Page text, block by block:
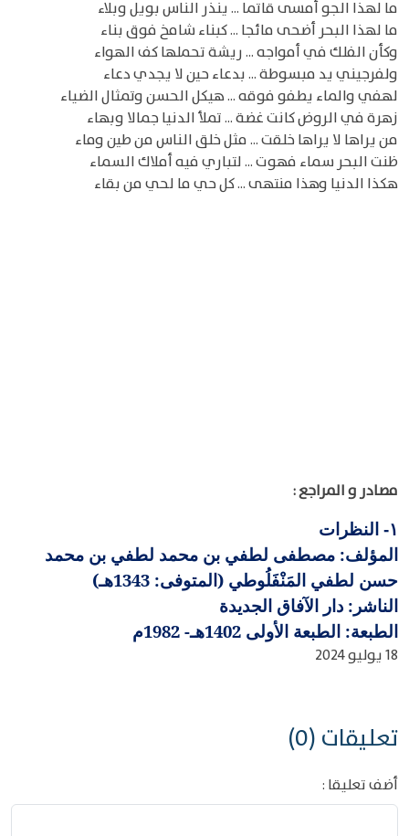
ما لهذا الجو أمسى قاتما ... ينذر الناس بويل وبلاء
ما لهذا البحر أضحى مائجا ... كبناء شامخ فوق بناء
وكأن الفلك في أمواجه ... ريشة تحملها كف الهواء
ولفرجيني يد مبسوطة ... بدعاء حين لا يجدي دعاء
لهفي والماء يطفو فوقه ... هيكل الحسن وتمثال الضياء
زهرة في الروض كانت غضة ... تملأ الدنيا جمالا وبهاء
من يراها لا يراها خلقت ... مثل خلق الناس من طين وماء
ظنت البحر سماء فهوت ... لتباري فيه أملاك السماء
هكذا الدنيا وهذا منتهى ... كل حي ما لحي من بقاء
مصادر و المراجع :
١-
النظرات
المؤلف: مصطفى لطفي بن محمد لطفي بن محمد
حسن لطفي المَنْفَلُوطي (المتوفى: 1343هـ)
الناشر: دار الآفاق الجديدة
الطبعة: الطبعة الأولى 1402هـ- 1982م
18 يوليو 2024
تعليقات (0)
أضف تعليقا :